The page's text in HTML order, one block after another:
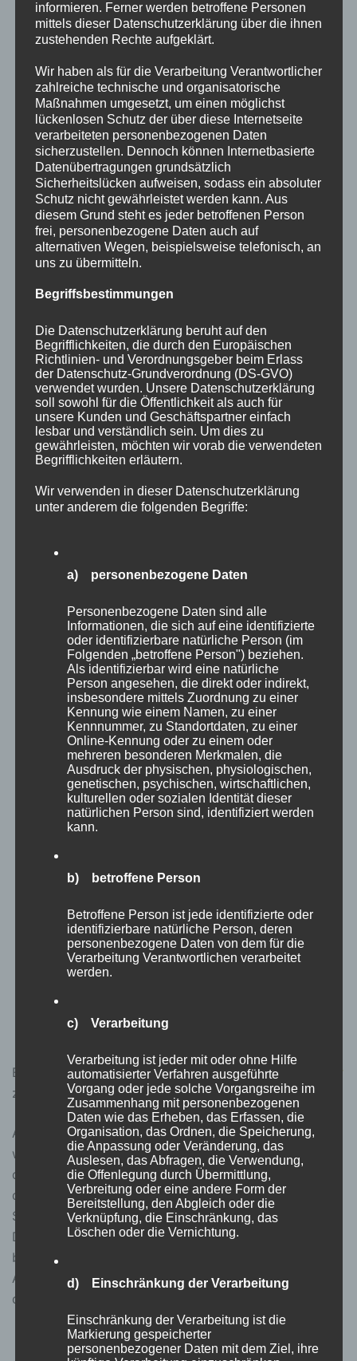
img_rainy
(leichter bis
mittlerer
bqlqn
img_snow
600, 601, 602, 611,
612, 613, 615, 616,
620, 621, 622
(Schneefall in
allen möglichen
Ausführungen)
Freepik
img_squall
(Starke Windböen
img_sun
800
(Klarer,
unbewölkter
img_thunder
(Gewitter ohne
img_thunder_rain
201, 200, 202,
230, 231, 232
(Gewitter mit
Regen)
Icons
img_error
Wird angezeigt,
wenn eine andere
Daten übermittelt
bekannten bzw.
gewollten.
Tabelle 1: zeigt Wetter-Icons mit ihren
Künstlers der einzelnen Icons
Eine Übersicht zu allen auftretenden Wetter-IDs ist
hier
zu finden.
Anders als bei den anderen Hardware-Einheiten
wurden in diesem Fall keine Topics angelegt, mithilfe
derer die Werte (Wetterzustand, Außentemperatur) in
das Node Red Dashboard übertragen werden.
Stattdessen werden die Daten direkt vom Node Red
Dashboard über den OpenWeatherMap API-Schlüssel
bezogen und im Dashboard veranschaulicht, wie in
Abbildung 2 zu sehen. In Abbildung 3 ist das
dazugehörige Node Red Flowchart abgebildet.
informieren. Ferner werden betroffene Personen
mittels dieser Datenschutzerklärung über die ihnen
zustehenden Rechte aufgeklärt.
Wir haben als für die Verarbeitung Verantwortlicher
zahlreiche technische und organisatorische
Maßnahmen umgesetzt, um einen möglichst
lückenlosen Schutz der über diese Internetseite
verarbeiteten personenbezogenen Daten
sicherzustellen. Dennoch können Internetbasierte
Datenübertragungen grundsätzlich
Sicherheitslücken aufweisen, sodass ein absoluter
Schutz nicht gewährleistet werden kann. Aus
diesem Grund steht es jeder betroffenen Person
frei, personenbezogene Daten auch auf
alternativen Wegen, beispielsweise telefonisch, an
uns zu übermitteln.
Begriffsbestimmungen
Die Datenschutzerklärung beruht auf den
Begrifflichkeiten, die durch den Europäischen
Richtlinien- und Verordnungsgeber beim Erlass
der Datenschutz-Grundverordnung (DS-GVO)
verwendet wurden. Unsere Datenschutzerklärung
soll sowohl für die Öffentlichkeit als auch für
unsere Kunden und Geschäftspartner einfach
lesbar und verständlich sein. Um dies zu
gewährleisten, möchten wir vorab die verwendeten
Begrifflichkeiten erläutern.
Wir verwenden in dieser Datenschutzerklärung
unter anderem die folgenden Begriffe:
a) personenbezogene Daten
Personenbezogene Daten sind alle
Informationen, die sich auf eine identifizierte
oder identifizierbare natürliche Person (im
Folgenden „betroffene Person") beziehen.
Als identifizierbar wird eine natürliche
Person angesehen, die direkt oder indirekt,
insbesondere mittels Zuordnung zu einer
Kennung wie einem Namen, zu einer
Kennnummer, zu Standortdaten, zu einer
Online-Kennung oder zu einem oder
mehreren besonderen Merkmalen, die
Ausdruck der physischen, physiologischen,
genetischen, psychischen, wirtschaftlichen,
kulturellen oder sozialen Identität dieser
natürlichen Person sind, identifiziert werden
kann.
b) betroffene Person
Betroffene Person ist jede identifizierte oder
identifizierbare natürliche Person, deren
personenbezogene Daten von dem für die
Verarbeitung Verantwortlichen verarbeitet
werden.
c) Verarbeitung
Verarbeitung ist jeder mit oder ohne Hilfe
automatisierter Verfahren ausgeführte
Vorgang oder jede solche Vorgangsreihe im
Zusammenhang mit personenbezogenen
Daten wie das Erheben, das Erfassen, die
Organisation, das Ordnen, die Speicherung,
die Anpassung oder Veränderung, das
Auslesen, das Abfragen, die Verwendung,
die Offenlegung durch Übermittlung,
Verbreitung oder eine andere Form der
Bereitstellung, den Abgleich oder die
Verknüpfung, die Einschränkung, das
Löschen oder die Vernichtung.
d) Einschränkung der Verarbeitung
Einschränkung der Verarbeitung ist die
Markierung gespeicherter
personenbezogener Daten mit dem Ziel, ihre